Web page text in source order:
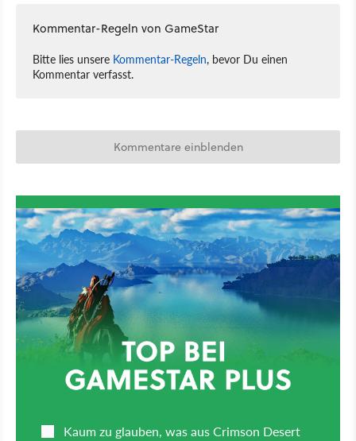
Kommentar-Regeln von GameStar
Bitte lies unsere Kommentar-Regeln, bevor Du einen
Kommentar verfasst.
Kommentare einblenden